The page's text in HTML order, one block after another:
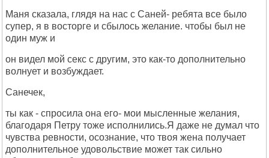
Маня сказала, глядя на нас с Саней- ребята все было
супер, я в восторге и сбылось желание. чтобы был не
один муж и
он видел мой секс с другим, это как-то дополнительно
волнует и возбуждает.
Санечек,
ты как - спросила она его- мои мысленные желания,
благодаря Петру тоже исполнились.Я даже не думал что
чувства ревности, осознание, что твоя жена получает
дополнительное удовольствие может так сильно